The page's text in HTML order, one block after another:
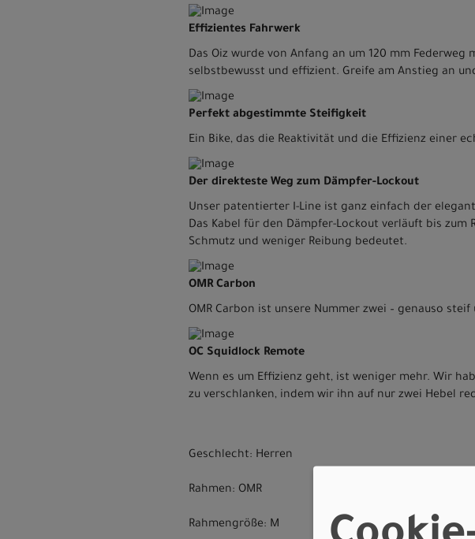
Effizientes Fahrwerk
Das Oiz wurde von Anfang an um 120 mm
selbstbewusst und effizient. Greife am Anstieg an
Perfekt abgestimmte Steifigkeit
Ein Bike, das die Reaktivität und die Effizienz einer
Der direkteste Weg zum Dämpfer-Lockout
Unser patentierter I-Line ist ganz einfach der
Das Kabel für den Dämpfer-Lockout verläuft bis
Schmutz und weniger Reibung bedeutet.
OMR Carbon
OMR Carbon ist unsere Nummer zwei – genauso
OC Squidlock Remote
Wenn es um Effizienz geht, ist weniger mehr. Wir
zu verschlanken, indem wir ihn auf nur zwei Hebel
Geschlecht: Herren
Rahmen: OMR
Rahmengröße: M